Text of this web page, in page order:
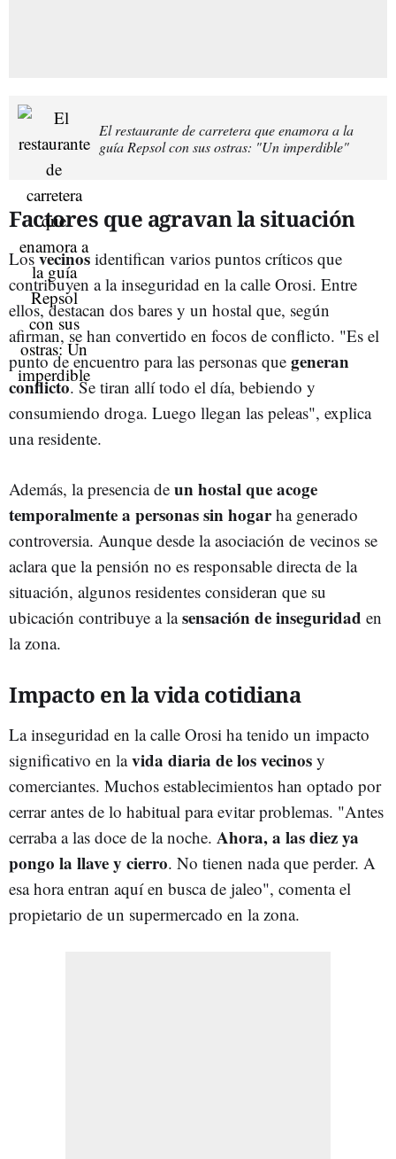
El restaurante de carretera que enamora a la
guía Repsol con sus ostras: "Un imperdible"
Factores que agravan la situación
Losvecinos identifican varios puntos críticos que
contribuyen a la inseguridad en la calle Orosi. Entre
ellos, destacan dos bares y un hostal que, según
afirman, se han convertido en focos de conflicto. "Es el
punto de encuentro para las personas que generan
conflicto. Se tiran allí todo el día, bebiendo y
consumiendo droga. Luego llegan las peleas", explica
una residente.
Además, la presencia de un hostal que acoge
temporalmente a personas sin hogarha generado
controversia. Aunque desde la asociación de vecinos se
aclara que la pensión no es responsable directa de la
situación, algunos residentes consideran que su
ubicación contribuye a lasensación de inseguridad en
la zona.
Impacto en la vida cotidiana
La inseguridad en la calle Orosi ha tenido un impacto
significativo en lavida diaria de los vecinos y
comerciantes. Muchos establecimientos han optado por
cerrar antes de lo habitual para evitar problemas. "Antes
cerraba a las doce de la noche. Ahora, a las diez ya
pongo la llave y cierro. No tienen nada que perder. A
esa hora entran aquí en busca de jaleo", comenta el
propietario de un supermercado en la zona.